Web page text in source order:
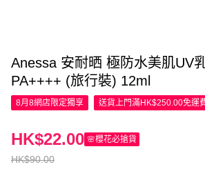
Anessa 安耐晒 極防水美肌UV
PA++++ (旅行裝) 12ml
8月8網店限定獨享 送貨上門滿HK$250.00免運
HK$90.00
HK$22.00 🌸櫻花必搶貨